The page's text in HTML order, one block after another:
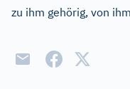
zu ihm gehörig, von